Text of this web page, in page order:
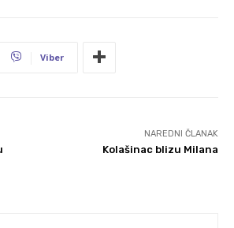
Viber
NAREDNI ČLANAK
Kolašinac blizu Milana